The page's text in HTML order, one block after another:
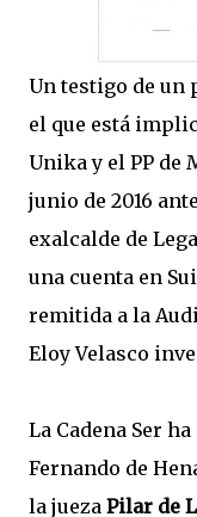
Un testigo de un
el que está
Unika y el PP de
junio de 2016
exalcalde de
una cuenta en
remitida a la
Eloy Velasco
La Cadena Ser
Fernando de
la jueza Pilar de